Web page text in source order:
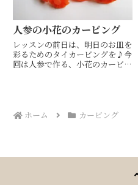
人参の小花のカービング
レッスンの前日は、明日のお皿を
彩るためのタイカービングを♪今
回は人参で作る、小花のカービン
中に円柱を作り、面取りします
ホーム カービング